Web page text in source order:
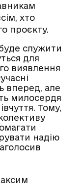
хто
проєкту.
служити
для
виявлення
вперед, але
милосердя
Тому,
надію